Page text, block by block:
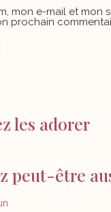
mon e-mail et mon
prochain
les adorer
peut-être